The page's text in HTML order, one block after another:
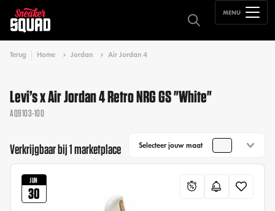
MENU
Terug Home Jordan Air Jordan 4
Levi’s x Air Jordan 4 Retro NRG GS "White"
AQ9103-100
Verkrijgbaar bij 1 marketplace Selecteer jouw maat
JUN
30